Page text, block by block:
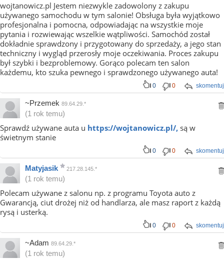
wojtanowicz.pl Jestem niezwykle zadowolony z zakupu
używanego samochodu w tym salonie! Obsługa była wyjątkowo
profesjonalna i pomocna, odpowiadając na wszystkie moje
pytania i rozwiewając wszelkie wątpliwości. Samochód został
dokładnie sprawdzony i przygotowany do sprzedaży, a jego stan
techniczny i wygląd przerosły moje oczekiwania. Proces zakupu
był szybki i bezproblemowy. Gorąco polecam ten salon
każdemu, kto szuka pewnego i sprawdzonego używanego auta!
skomentuj
0 0
~Przemek 89.64.29.*
(1 rok temu)
Sprawdź używane auta u https://wojtanowicz.pl/, są w
świetnym stanie
skomentuj
0 0
Matyjasik 217.28.145.*
(1 rok temu)
Polecam używane z salonu np. z programu Toyota auto z
Gwarancją, ciut drożej niż od handlarza, ale masz raport z każdą
rysą i usterką.
skomentuj
0 0
~Adam 89.64.29.*
(1 rok temu)